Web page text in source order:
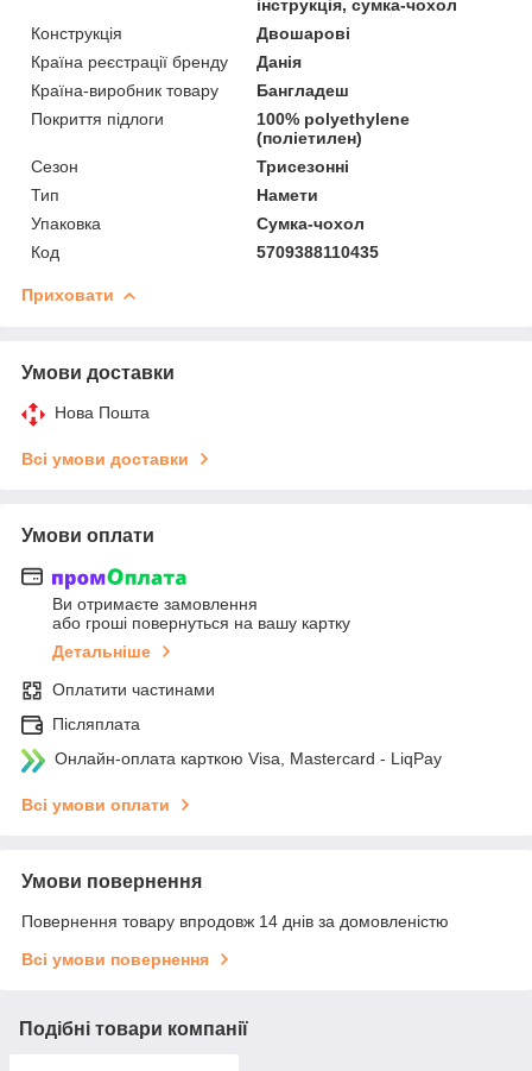
інструкція, сумка-чохол
Конструкція
Двошарові
Країна реєстрації бренду
Данія
Країна-виробник товару
Бангладеш
Покриття підлоги
100% polyethylene
(поліетилен)
Сезон
Трисезонні
Тип
Намети
Упаковка
Сумка-чохол
Код
5709388110435
Приховати
Умови доставки
Нова Пошта
Всі умови доставки
Умови оплати
Ви отримаєте замовлення
або гроші повернуться на вашу картку
Детальніше
Оплатити частинами
Післяплата
Онлайн-оплата карткою Visa, Mastercard - LiqPay
Всі умови оплати
Умови повернення
Повернення товару впродовж 14 днів за домовленістю
Всі умови повернення
Подібні товари компанії